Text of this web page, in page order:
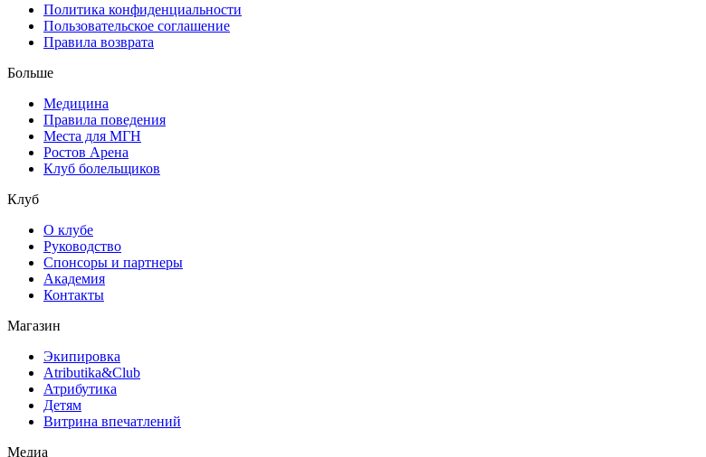
Политика конфиденциальности
Пользовательское соглашение
Правила возврата
Больше
Медицина
Правила поведения
Места для МГН
Ростов Арена
Клуб болельщиков
Клуб
О клубе
Руководство
Спонсоры и партнеры
Академия
Контакты
Магазин
Экипировка
Atributika&Club
Атрибутика
Детям
Витрина впечатлений
Медиа